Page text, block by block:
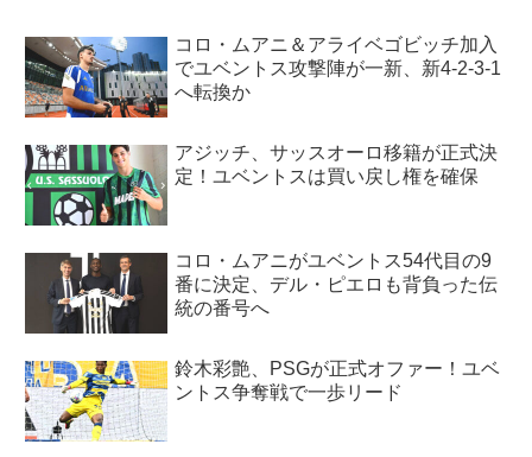
コロ・ムアニ＆アライベゴビッチ加入
でユベントス攻撃陣が一新、新4-2-3-1
へ転換か
アジッチ、サッスオーロ移籍が正式決
定！ユベントスは買い戻し権を確保
コロ・ムアニがユベントス54代目の9
番に決定、デル・ピエロも背負った伝
統の番号へ
鈴木彩艶、PSGが正式オファー！ユベ
ントス争奪戦で一歩リード